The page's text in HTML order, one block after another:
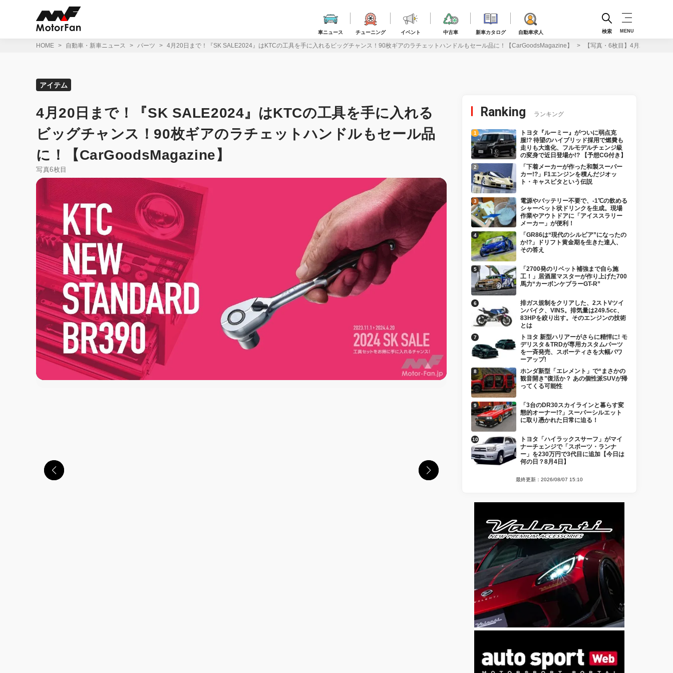
車ニュース チューニング イベント 中古車 新車カタログ 自動車求人 検索 MENU
HOME 自動車・新車ニュース パーツ 4月20日まで！『SK SALE2024』はKTCの工具を手に入れるビッグチャンス！90枚ギアのラチェットハンドルもセール品に！【CarGoodsMagazine】 【写真・6枚目】4月20日まで
アイテム
4月20日まで！『SK SALE2024』はKTCの工具を手に入れる
ビッグチャンス！90枚ギアのラチェットハンドルもセール品
に！【CarGoodsMagazine】
写真6枚目
Ranking ランキング
トヨタ『ルーミー』がついに弱点克
服!? 待望のハイブリッド採用で燃費も
走りも大進化、フルモデルチェンジ級
の変身で近日登場か!? 【予想CG付き】
「下着メーカーが作った和製スーパー
カー!?」F1エンジンを積んだジオッ
ト・キャスピタという伝説
電源やバッテリー不要で、-1℃の飲める
シャーベット状ドリンクを生成。現場
作業やアウトドアに「アイススラリー
メーカー」が便利！
「GR86は“現代のシルビア”になったの
か!?」ドリフト黄金期を生きた達人、
その答え
「2700発のリベット補強まで自ら施
工！」居酒屋マスターが作り上げた700
馬力“カーボンケブラーGT-R”
排ガス規制をクリアした、2ストVツイ
ンバイク、VINS。排気量は249.5cc、
83HPを絞り出す。そのエンジンの技術
とは
トヨタ 新型ハリアーがさらに精悍に! モ
デリスタ＆TRDが専用カスタムパーツ
を一斉発売、スポーティさを大幅パワ
ーアップ!
ホンダ新型「エレメント」で“まさかの
観音開き”復活か？ あの個性派SUVが帰
ってくる可能性
「3台のDR30スカイラインと暮らす変
態的オーナー!?」スーパーシルエット
に取り憑かれた日常に迫る！
トヨタ「ハイラックスサーフ」がマイ
ナーチェンジで「スポーツ・ランナ
ー」を230万円で3代目に追加【今日は
何の日？8月4日】
最終更新：2026/08/07 15:10